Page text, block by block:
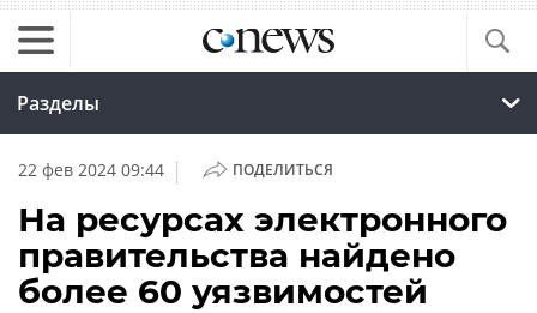
Разделы
22 фев 2024 09:44 | ПОДЕЛИТЬСЯ
На ресурсах электронного
правительства найдено
более 60 уязвимостей